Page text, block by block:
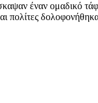
έναν ομαδικό
πολίτες